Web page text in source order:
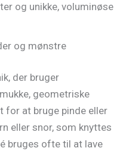
og unikke, voluminøse
og mønstre
der bruger
geometriske
for at bruge pinde eller
eller snor, som knyttes
bruges ofte til at lave